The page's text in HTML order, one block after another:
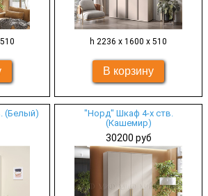
h 2236 х 1600 х 510
(Белый)
"Норд" Шкаф 4-х ств.
(Кашемир)
30200 руб